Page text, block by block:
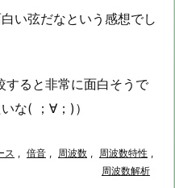
い弦だなという感想でし
すると非常に面白そうで
な( ；∀；)）
ス , 倍音 , 周波数 , 周波数特性 ,
周波数解析